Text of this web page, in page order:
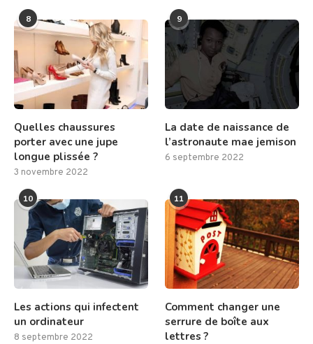
8
Quelles chaussures
porter avec une jupe
longue plissée ?
3 novembre 2022
9
La date de naissance de
l’astronaute mae jemison
6 septembre 2022
10
Les actions qui infectent
un ordinateur
8 septembre 2022
11
Comment changer une
serrure de boîte aux
lettres ?